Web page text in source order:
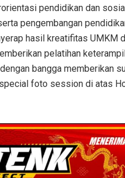
pendidikan dan
pengembangan
hasil kreatifitas UMKM
pelatihan
bangga memberikan
foto session di atas